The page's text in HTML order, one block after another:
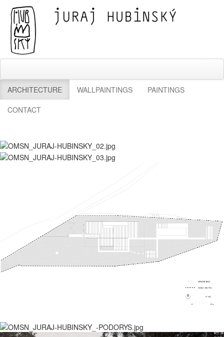
ARCHITECTURE WALLPAINTINGS
PAINTINGS
CONTACT